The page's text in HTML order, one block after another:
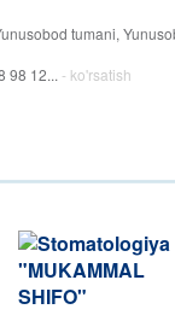
tumani,
98 12... - ko'rsatish